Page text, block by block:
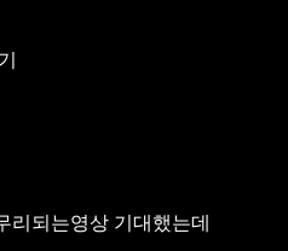
리되는영상 기대했는데